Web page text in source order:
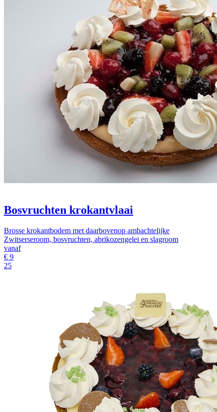
Bosvruchten krokantvlaai
Brosse krokantbodem met daarbovenop ambachtelijke
Zwitserseroom, bosvruchten, abrikozengelei en slagroom
vanaf
€ 9
25